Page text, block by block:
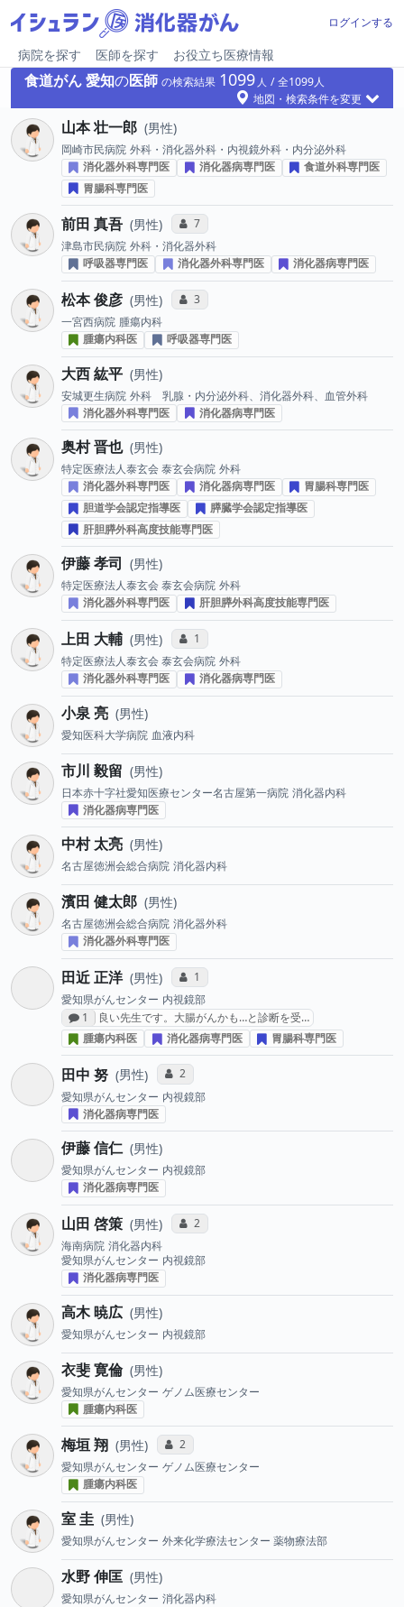
ログインする
病院を探す 医師を探す お役立ち医療情報
食道がん愛知の医師 の検索結果 1099 1099
地図・検索条件を変更
山本 壮一郎 男性
岡崎市民病院 外科・消化器外科・内視鏡外科・内分泌外科
消化器外科専門医
消化器病専門医
食道外科専門医
胃腸科専門医
前田 真吾 男性 コミュニケーション・タイプ投票数
7
津島市民病院 外科・消化器外科
呼吸器専門医
消化器外科専門医 消化器病専門医
松本 俊彦 男性 コミュニケーション・タイプ投票数
3
一宮西病院 腫瘍内科
腫瘍内科医
呼吸器専門医
大西 紘平 男性
安城更生病院 外科 乳腺・内分泌外科、消化器外科、血管外科
消化器外科専門医
消化器病専門医
奥村 晋也 男性
特定医療法人泰玄会 泰玄会病院 外科
消化器外科専門医
消化器病専門医
胃腸科専門医
胆道学会認定指導医
膵臓学会認定指導医
肝胆膵外科高度技能専門医
伊藤 孝司 男性
特定医療法人泰玄会 泰玄会病院 外科
消化器外科専門医
肝胆膵外科高度技能専門医
上田 大輔 男性 コミュニケーション・タイプ投票数
1
特定医療法人泰玄会 泰玄会病院 外科
消化器外科専門医
消化器病専門医
小泉 亮 男性
愛知医科大学病院 血液内科
市川 毅留 男性
日本赤十字社愛知医療センター名古屋第一病院 消化器内科
消化器病専門医
中村 太亮 男性
名古屋徳洲会総合病院 消化器内科
濱田 健太郎 男性
名古屋徳洲会総合病院 消化器外科
消化器外科専門医
田近 正洋 男性 コミュニケーション・タイプ投票数
1
愛知県がんセンター 内視鏡部
感想投稿数
1
良い先生です。大腸がんかも…と診断を受…
腫瘍内科医
消化器病専門医 胃腸科専門医
田中 努 男性 コミュニケーション・タイプ投票数
2
愛知県がんセンター 内視鏡部
消化器病専門医
伊藤 信仁 男性
愛知県がんセンター 内視鏡部
消化器病専門医
山田 啓策 男性 コミュニケーション・タイプ投票数
2
海南病院 消化器内科
愛知県がんセンター 内視鏡部
消化器病専門医
高木 暁広 男性
愛知県がんセンター 内視鏡部
衣斐 寛倫 男性
愛知県がんセンター ゲノム医療センター
腫瘍内科医
梅垣 翔 男性 コミュニケーション・タイプ投票数
2
愛知県がんセンター ゲノム医療センター
腫瘍内科医
室 圭 男性
愛知県がんセンター 外来化学療法センター 薬物療法部
水野 伸匡 男性
愛知県がんセンター 消化器内科